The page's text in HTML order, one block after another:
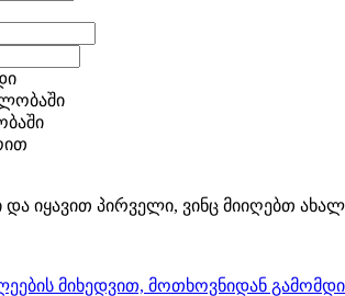
და იყავით პირველი, ვინც მიიღებთ
მიხედვით, მოთხოვნიდან